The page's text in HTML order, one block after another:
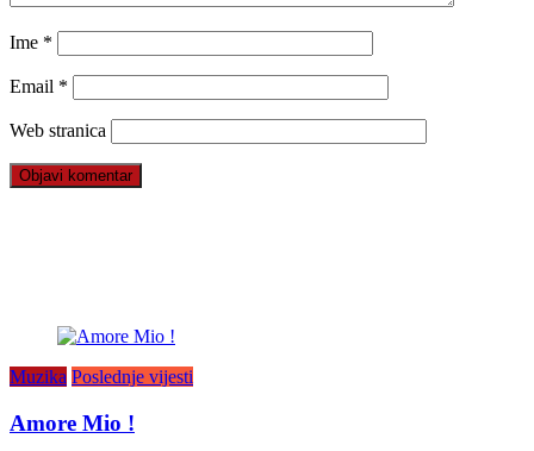
Ime *
Email *
Web stranica
Muzika Poslednje vijesti
Amore Mio !